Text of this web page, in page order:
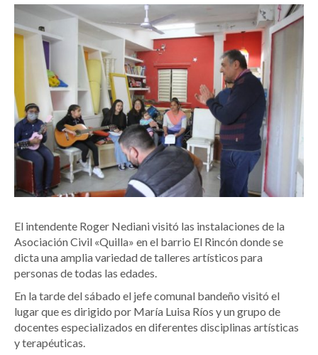
El intendente Roger Nediani visitó las instalaciones de la
Asociación Civil «Quilla» en el barrio El Rincón donde se
dicta una amplia variedad de talleres artísticos para
personas de todas las edades.
En la tarde del sábado el jefe comunal bandeño visitó el
lugar que es dirigido por María Luisa Ríos y un grupo de
docentes especializados en diferentes disciplinas artísticas
y terapéuticas.